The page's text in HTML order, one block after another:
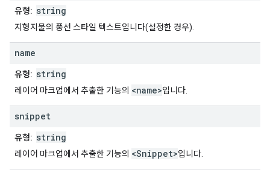
유형: string
지형지물의 풍선 스타일 텍스트입니다(설정한 경우).
name
유형: string
레이어 마크업에서 추출한 기능의 <name>입니다.
snippet
유형: string
레이어 마크업에서 추출한 기능의 <Snippet>입니다.